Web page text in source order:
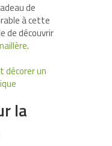
de
à cette
de découvrir
.
décorer un
la